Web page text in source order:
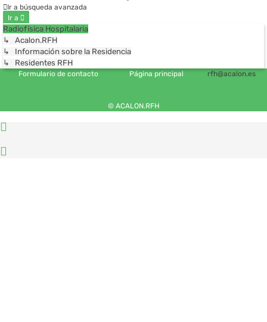
Ir a búsqueda avanzada
Ir a
Radiofísica Hospitalaria
↳ Acalon.RFH
↳ Información sobre la Residencia
↳ Residentes RFH
Formulario de contacto Página principal rfh@acalon.es
© ACALON.RFH